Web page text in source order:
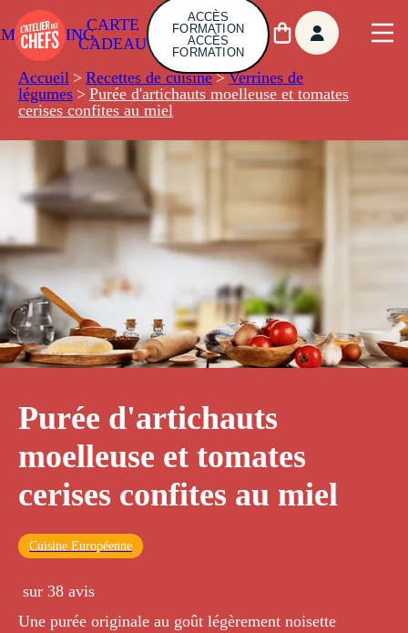
CARTE
CADEAU
ACCÈS
FORMATION
ACCÈS
FORMATION
Accueil > Recettes de cuisine > Verrines de
légumes > Purée d'artichauts moelleuse et tomates
cerises confites au miel
Purée d'artichauts
moelleuse et tomates
cerises confites au miel
Cuisine Européenne
sur 38 avis
Une purée originale au goût légèrement noisette